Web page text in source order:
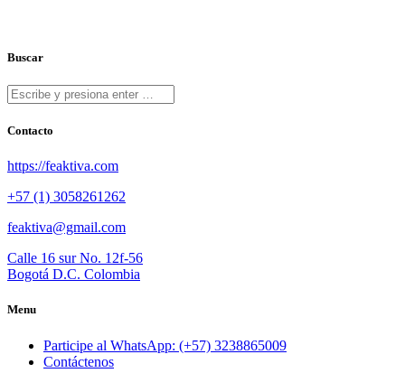
Buscar
Contacto
https://feaktiva.com
+57 (1) 3058261262
feaktiva@gmail.com
Calle 16 sur No. 12f-56
Bogotá D.C. Colombia
Menu
Participe al WhatsApp: (+57) 3238865009
Contáctenos